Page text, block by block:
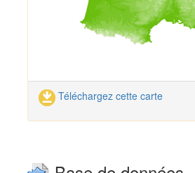
Téléchargez cette carte